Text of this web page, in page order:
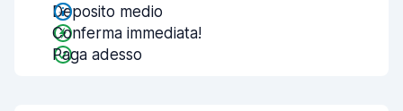
Deposito medio
Conferma immediata!
Paga adesso